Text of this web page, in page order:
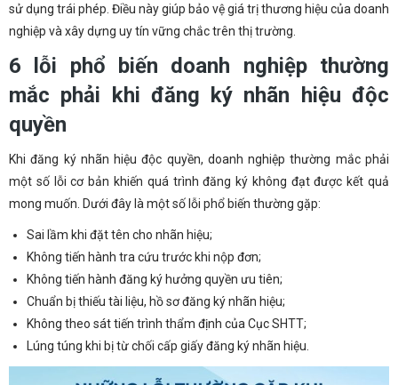
sử dụng trái phép. Điều này giúp bảo vệ giá trị thương hiệu của doanh
nghiệp và xây dựng uy tín vững chắc trên thị trường.
6 lỗi phổ biến doanh nghiệp thường
mắc phải khi đăng ký nhãn hiệu độc
quyền
Khi đăng ký nhãn hiệu độc quyền, doanh nghiệp thường mắc phải
một số lỗi cơ bản khiến quá trình đăng ký không đạt được kết quả
mong muốn. Dưới đây là một số lỗi phổ biến thường gặp:
Sai lầm khi đặt tên cho nhãn hiệu;
Không tiến hành tra cứu trước khi nộp đơn;
Không tiến hành đăng ký hưởng quyền ưu tiên;
Chuẩn bị thiếu tài liệu, hồ sơ đăng ký nhãn hiệu;
Không theo sát tiến trình thẩm định của Cục SHTT;
Lúng túng khi bị từ chối cấp giấy đăng ký nhãn hiệu.